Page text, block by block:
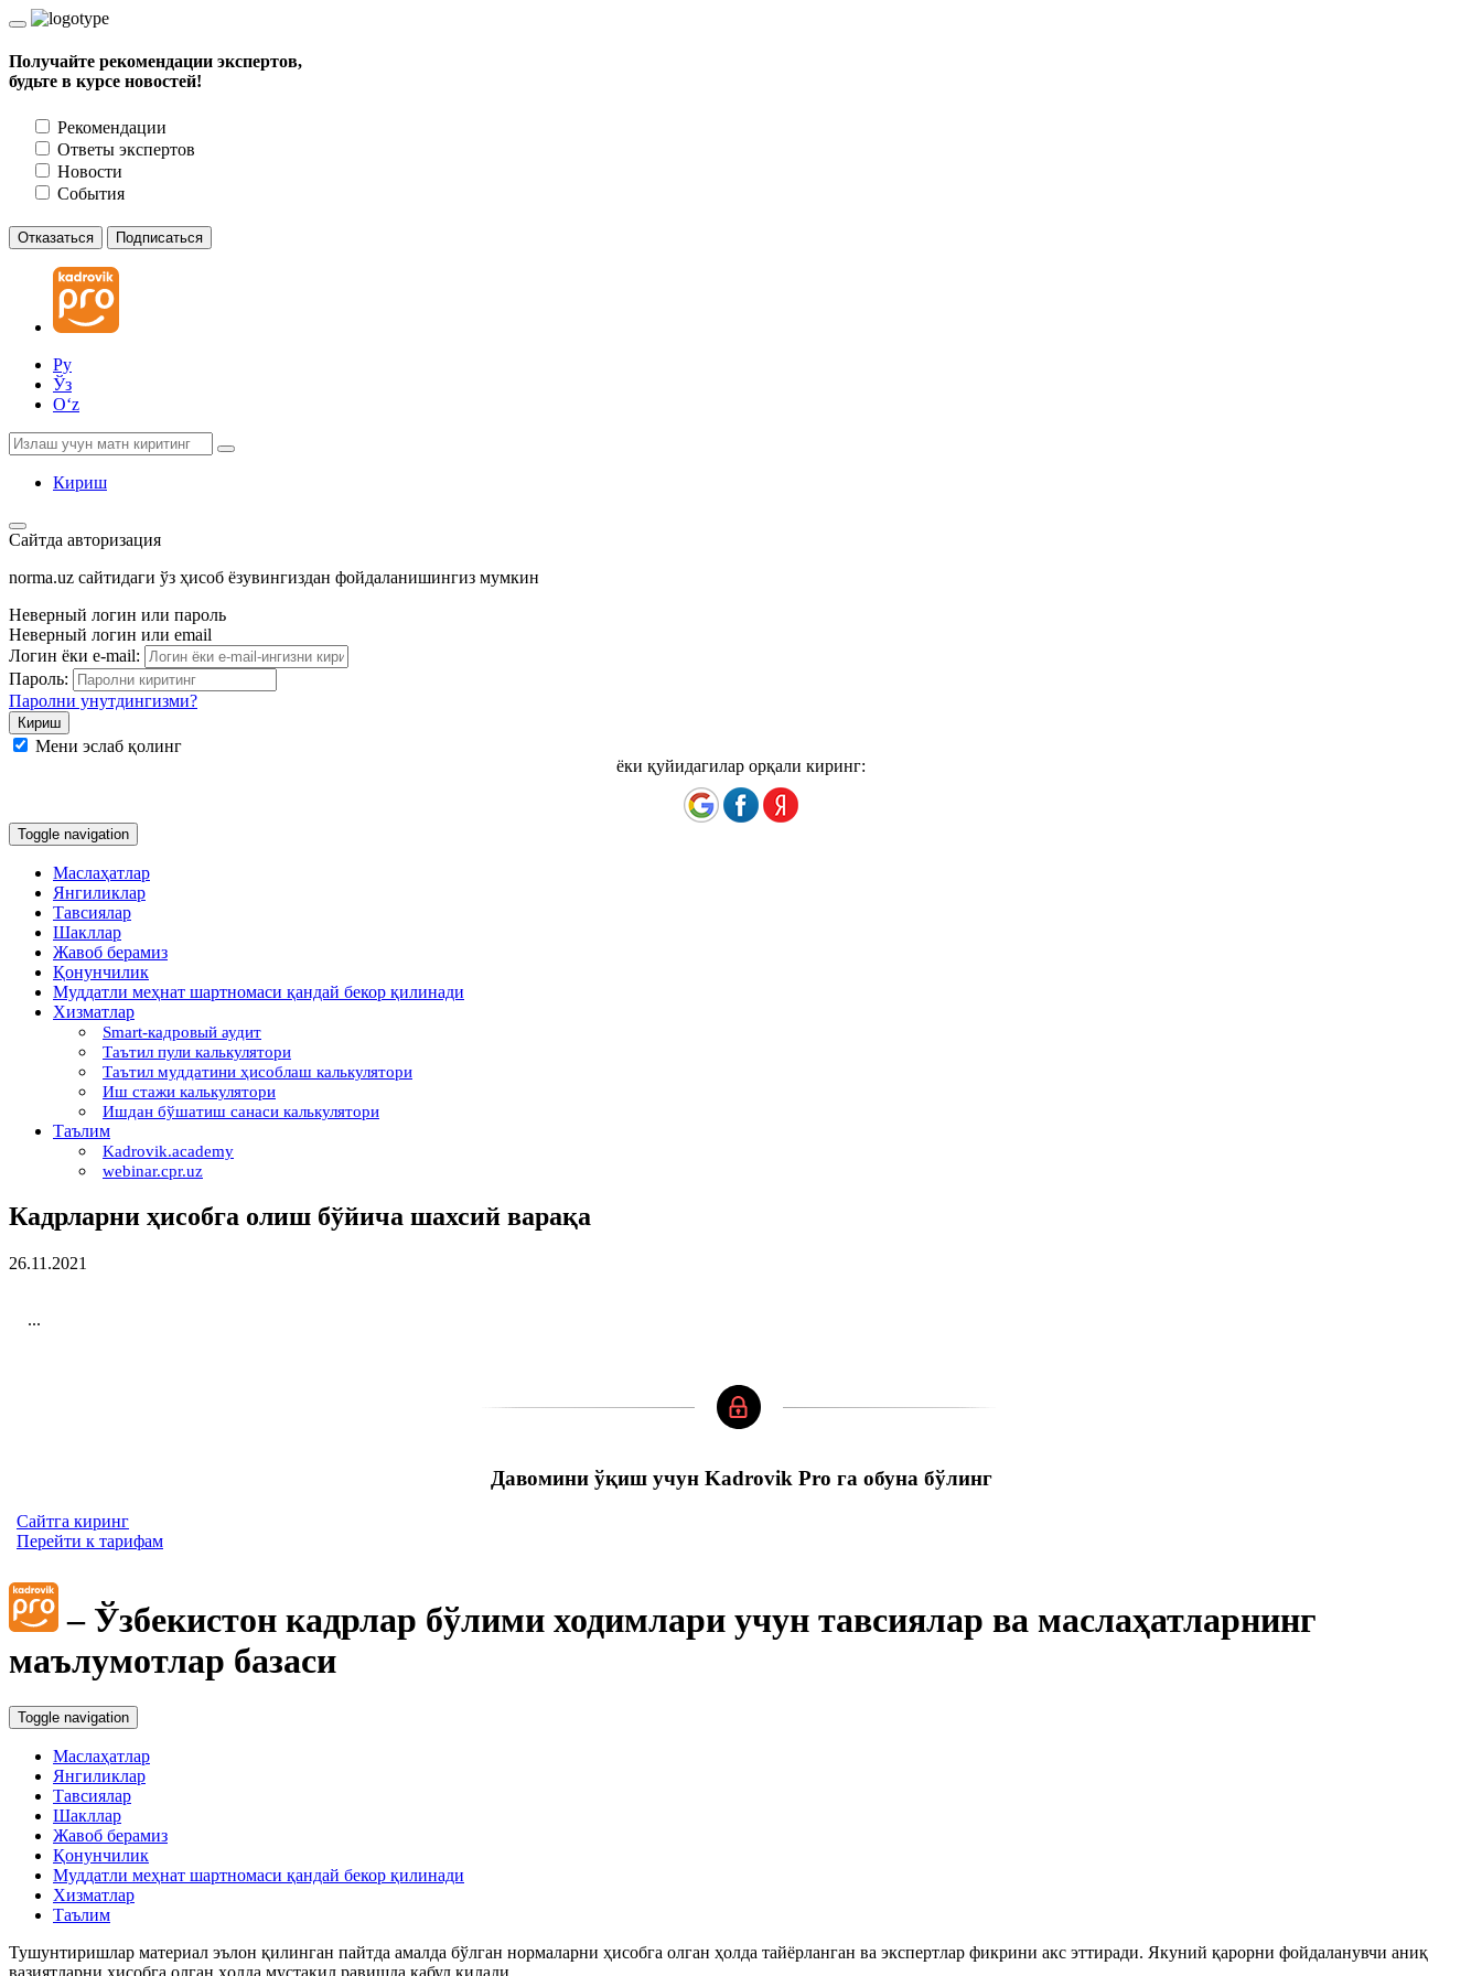
Получайте рекомендации экспертов,
будьте в курсе новостей!
Рекомендации
Ответы экспертов
Новости
События
Отказаться Подписаться
Ру
Ўз
Oʻz
Кириш
Сайтда авторизация
norma.uz сайтидаги ўз ҳисоб ёзувингиздан фойдаланишингиз мумкин
Неверный логин или пароль
Неверный логин или email
Логин ёки e-mail:
Пароль:
Паролни унутдингизми?
Мени эслаб қолинг
ёки қуйидагилар орқали киринг:
Toggle navigation
Маслаҳатлар
Янгиликлар
Тавсиялар
Шакллар
Жавоб берамиз
Қонунчилик
Муддатли меҳнат шартномаси қандай бекор қилинади
Хизматлар
Smart-кадровый аудит
Таътил пули калькулятори
Таътил муддатини ҳисоблаш калькулятори
Иш стажи калькулятори
Ишдан бўшатиш санаси калькулятори
Таълим
Kadrovik.academy
webinar.cpr.uz
Кадрларни ҳисобга олиш бўйича шахсий варақа
26.11.2021
...
Давомини ўқиш учун Kadrovik Pro га обуна бўлинг
Сайтга киринг
Перейти к тарифам
– Ўзбекистон кадрлар бўлими ходимлари учун тавсиялар ва маслаҳатларнинг
маълумотлар базаси
Toggle navigation
Маслаҳатлар
Янгиликлар
Тавсиялар
Шакллар
Жавоб берамиз
Қонунчилик
Муддатли меҳнат шартномаси қандай бекор қилинади
Хизматлар
Таълим
Тушунтиришлар материал эълон қилинган пайтда амалда бўлган нормаларни ҳисобга олган ҳолда тайёрланган ва экспертлар фикрини акс эттиради. Якуний қарорни фойдаланувчи аниқ
вазиятларни ҳисобга олган ҳолда мустақил равишда қабул қилади.